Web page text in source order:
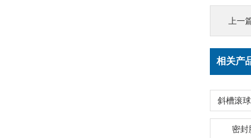
上一
相关产
密封